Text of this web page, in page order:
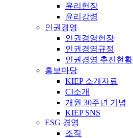
윤리헌장
윤리강령
인권경영
인권경영헌장
인권경영규정
인권경영 추진현황
홍보마당
KIEP 소개자료
CI소개
개원 30주년 기념
KIEP SNS
ESG 경영
조직